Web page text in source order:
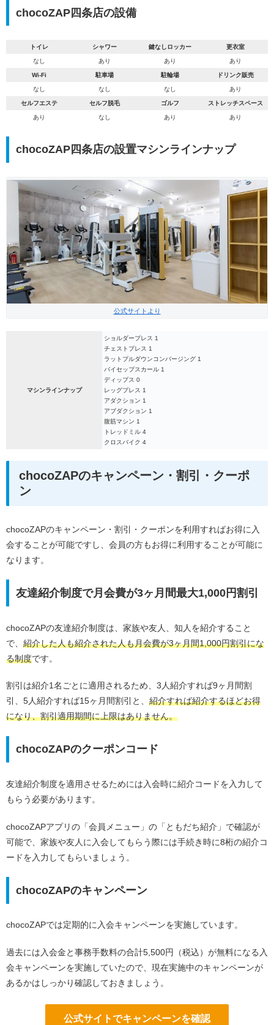
chocoZAP四条店の設備
トイレ シャワー 鍵なしロッカー 更衣室
なし あり あり あり
Wi-Fi 駐車場 駐輪場 ドリンク販売
なし なし なし あり
セルフエステ セルフ脱毛 ゴルフ ストレッチスペース
あり なし あり あり
chocoZAP四条店の設置マシンラインナップ
公式サイトより
マシンラインナップ
ショルダープレス 1
チェストプレス 1
ラットプルダウンコンバージング 1
バイセップスカール 1
ディップス 0
レッグプレス 1
アダクション 1
アブダクション 1
腹筋マシン 1
トレッドミル 4
クロスバイク 4
chocoZAPのキャンペーン・割引・クーポ
ン
chocoZAPのキャンペーン・割引・クーポンを利用すればお得に入
会することが可能ですし、会員の方もお得に利用することが可能に
なります。
友達紹介制度で月会費が3ヶ月間最大1,000円割引
chocoZAPの友達紹介制度は、家族や友人、知人を紹介すること
で、 紹介した人も紹介された人も月会費が3ヶ月間1,000円割引にな
る制度です。
割引は紹介1名ごとに適用されるため、3人紹介すれば9ヶ月間割
引、5人紹介すれば15ヶ月間割引と、 紹介すれば紹介するほどお得
になり、割引適用期間に上限はありません。
chocoZAPのクーポンコード
友達紹介制度を適用させるためには入会時に紹介コードを入力して
もらう必要があります。
chocoZAPアプリの「会員メニュー」の「ともだち紹介」で確認が
可能で、家族や友人に入会してもらう際には手続き時に8桁の紹介コ
ードを入力してもらいましょう。
chocoZAPのキャンペーン
chocoZAPでは定期的に入会キャンペーンを実施しています。
過去には入会金と事務手数料の合計5,500円（税込）が無料になる入
会キャンペーンを実施していたので、現在実施中のキャンペーンが
あるかはしっかり確認しておきましょう。
公式サイトでキャンペーンを確認